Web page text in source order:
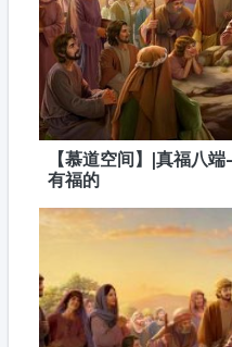
【慕道空间】|真福八
有福的